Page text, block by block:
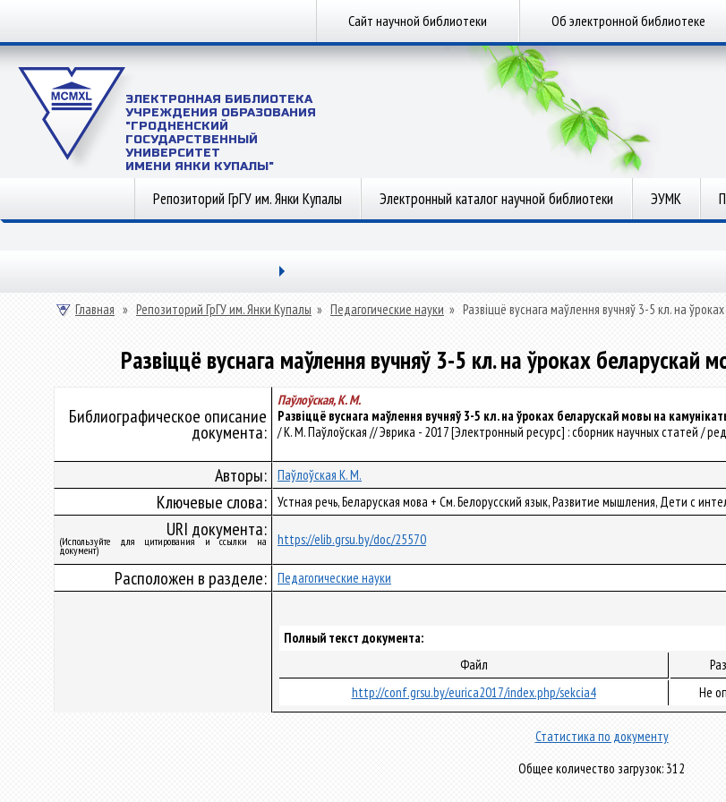
Сайт научной библиотеки Об электронной библиотеке
ЭЛЕКТРОННАЯ БИБЛИОТЕКА
УЧРЕЖДЕНИЯ ОБРАЗОВАНИЯ
"ГРОДНЕНСКИЙ
ГОСУДАРСТВЕННЫЙ
УНИВЕРСИТЕТ
ИМЕНИ ЯНКИ КУПАЛЫ"
Репозиторий ГрГУ им. Янки Купалы Электронный каталог научной библиотеки ЭУМК
Главная » Репозиторий ГрГУ им. Янки Купалы » Педагогические науки » Развіццё вуснага маўлення вучняў 3-5 кл. на
Развіццё вуснага маўлення вучняў 3-5 кл. на ўроках беларускай
Библиографическое описание
документа:
Паўлоўская, К. М.
Развіццё вуснага маўлення вучняў 3-5 кл. на ўроках беларускай мовы на
/ К. М. Паўлоўская // Эврика - 2017 [Электронный ресурс] : сборник научных статей /
Авторы: Паўлоўская К. М.
Ключевые слова: Устная речь, Беларуская мова + См. Белорусский язык, Развитие мышления, Дети с
URI документа:
(Используйте для цитирования и ссылки на
документ)
https://elib.grsu.by/doc/25570
Расположен в разделе: Педагогические науки
Полный текст документа:
Файл
http://conf.grsu.by/eurica2017/index.php/sekcia4
Не
Статистика по документу
Общее количество загрузок: 312